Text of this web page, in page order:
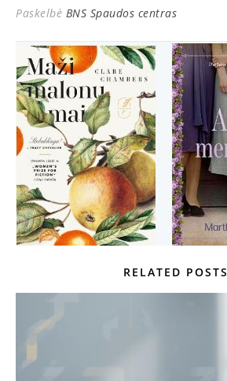
Paskelbė BNS Spaudos centras
RELATED POSTS